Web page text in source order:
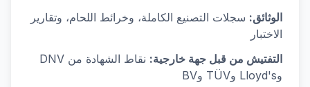
الوثائق: سجلات التصنيع الكاملة، وخرائط اللحام، وتقارير
الاختبار
التفتيش من قبل جهة خارجية:
نقاط الشهادة من DNV
وLloyd's وTÜV وBV